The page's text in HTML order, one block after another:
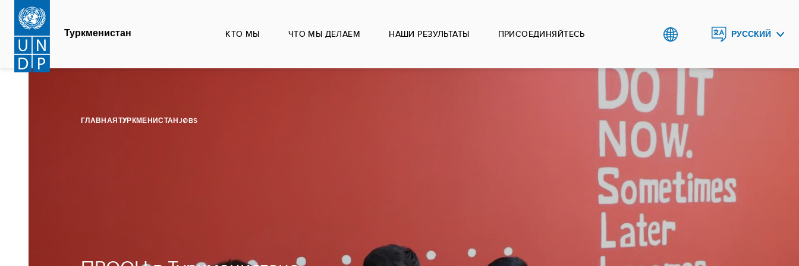
Перейти
основному
содержанию
Туркменистан КТО МЫ ЧТО МЫ ДЕЛАЕМ НАШИ РЕЗУЛЬТАТЫ ПРИСОЕДИНЯЙТЕСЬ РУССКИЙ
ГЛАВНАЯ ТУРКМЕНИСТАН JOBS